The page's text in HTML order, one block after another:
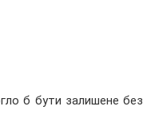
б бути залишене без